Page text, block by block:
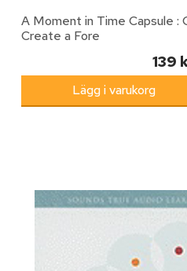
A Moment in Time Capsule
Create a Fore
139